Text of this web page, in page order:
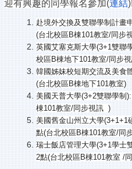
迎有興趣的同學報名參加(連結)!
赴境外交換及雙聯學制計畫
(台北校區B棟101教室/同步
英國艾塞克斯大學(3+1雙聯
校區B棟地下101教室/同步
韓國姊妹校短期交流及美食
(台北校區B棟地下101教室)
美國天普大學(3+2雙聯學制
棟101教室/同步視訊 )
美國舊金山州立大學(3+1+1
點(台北校區B棟101教室/同
瑞士飯店管理大學(3+1學士
2點(台北校區B棟101教室 /